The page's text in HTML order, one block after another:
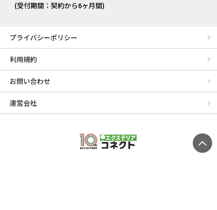
(受付期間：契約から6ヶ月間)
プライバシーポリシー
利用規約
お問い合わせ
運営会社